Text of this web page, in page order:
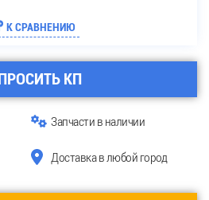
К СРАВНЕНИЮ
КП
Запчасти в наличии
Доставка в любой город